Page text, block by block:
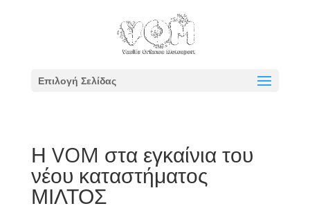
Επιλογή Σελίδας
Η VOM στα εγκαίνια του
νέου καταστήματος
ΜΙΛΤΟΣ